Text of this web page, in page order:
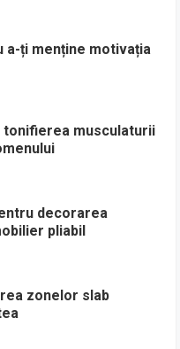
a-ți menține motivația
tonifierea musculaturii
decorarea
pliabil
zonelor slab